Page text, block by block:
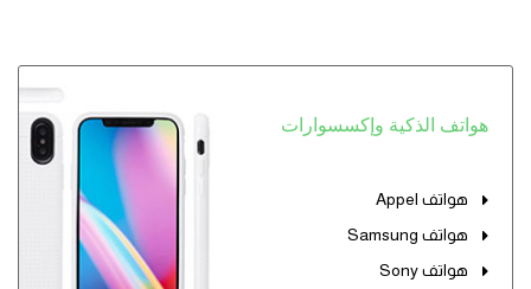
هواتف الذكية وإكسسوارات
هواتف Appel
هواتف Samsung
هواتف Sony